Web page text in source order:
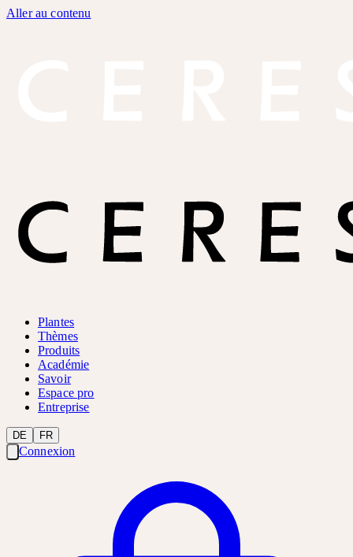
Aller au contenu
Plantes
Thèmes
Produits
Académie
Savoir
Espace pro
Entreprise
DE FR
Connexion